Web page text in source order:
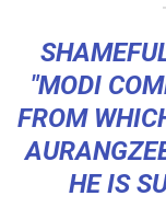
"MODI
FROM
HE IS